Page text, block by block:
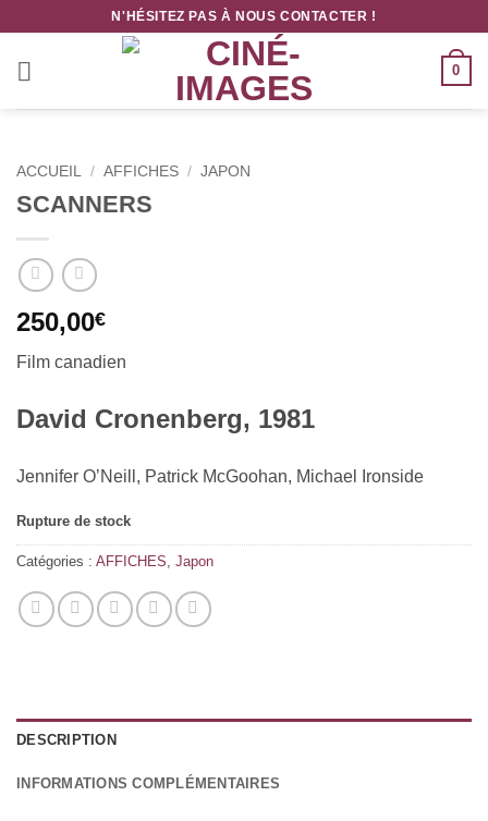
contenu
N'HÉSITEZ PAS À NOUS CONTACTER !
0
ACCUEIL / AFFICHES / JAPON
SCANNERS
250,00€
Film canadien
David Cronenberg, 1981
Jennifer O’Neill, Patrick McGoohan, Michael Ironside
Rupture de stock
Catégories : AFFICHES Japon
DESCRIPTION
INFORMATIONS COMPLÉMENTAIRES